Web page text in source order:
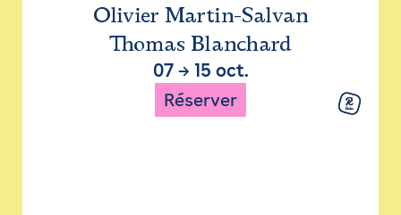
Olivier Martin-Salvan
Thomas Blanchard
07→ 15 oct.
Réserver